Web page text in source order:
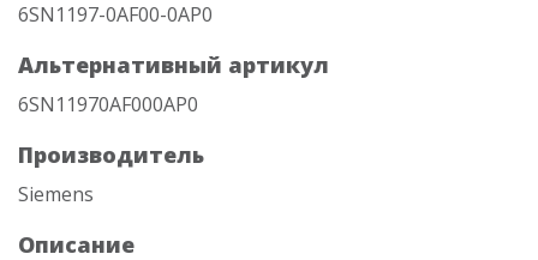
6SN1197-0AF00-0AP0
Альтернативный артикул
6SN11970AF000AP0
Производитель
Siemens
Описание